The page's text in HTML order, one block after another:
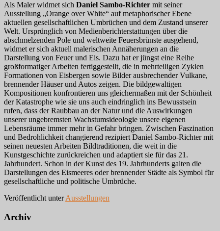
Als Maler widmet sich Daniel Sambo-Richter mit seiner
Ausstellung „Orange over White“ auf metaphorischer Ebene
aktuellen gesellschaftlichen Umbrüchen und dem Zustand unserer
Welt. Ursprünglich von Medienberichterstattungen über die
abschmelzenden Pole und weltweite Feuersbrünste ausgehend,
widmet er sich aktuell malerischen Annäherungen an die
Darstellung von Feuer und Eis. Dazu hat er jüngst eine Reihe
großformatiger Arbeiten fertiggestellt, die in mehrteiligen Zyklen
Formationen von Eisbergen sowie Bilder ausbrechender Vulkane,
brennender Häuser und Autos zeigen. Die bildgewaltigen
Kompositionen konfrontieren uns gleichermaßen mit der Schönheit
der Katastrophe wie sie uns auch eindringlich ins Bewusstsein
rufen, dass der Raubbau an der Natur und die Auswirkungen
unserer ungebremsten Wachstumsideologie unsere eigenen
Lebensräume immer mehr in Gefahr bringen. Zwischen Faszination
und Bedrohlichkeit changierend rezipiert Daniel Sambo-Richter mit
seinen neuesten Arbeiten Bildtraditionen, die weit in die
Kunstgeschichte zurückreichen und adaptiert sie für das 21.
Jahrhundert. Schon in der Kunst des 19. Jahrhunderts galten die
Darstellungen des Eismeeres oder brennender Städte als Symbol für
gesellschaftliche und politische Umbrüche.
Veröffentlicht unter Ausstellungen
Archiv